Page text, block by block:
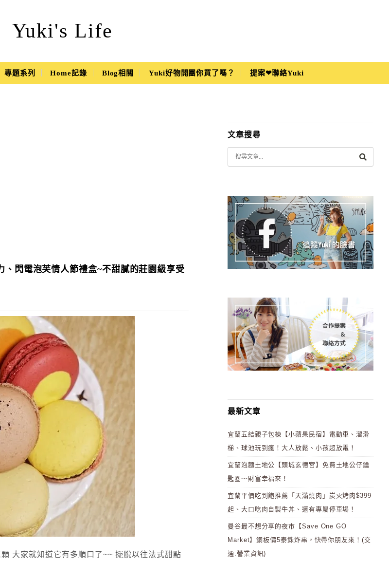
Yuki's Life
專題系列 Home記錄 Blog相關 Yuki好物開團你買了嗎？ 提案❤聯絡Yuki
閃電泡芙情人節禮盒~不甜膩的莊園級享受
大家就知道它有多順口了~~ 擺脫以往法式甜點
文章搜尋
最新文章
宜蘭五結親子包棟【小蘋果民宿】電動車、溜滑
梯、球池玩到瘋！大人放鬆、小孩超放電！
宜蘭泡麵土地公【頭城玄德宮】免費土地公仔鑰
匙圈～財富幸福來！
宜蘭平價吃到飽推薦「天滿燒肉」炭火烤肉$399
起、大口吃肉自製牛丼、還有專屬停車場！
曼谷最不想分享的夜市【Save One GO
Market】銅板價5泰銖炸串，快帶你朋友來！(交
通.營業資訊)